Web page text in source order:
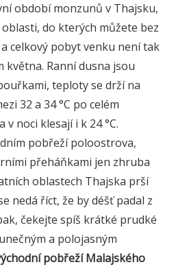
období monzunů v Thajsku,
do kterých můžete bez
celkový pobyt venku není tak
května. Ranní dusna jsou
teploty se drží na
32 a 34 °C po celém
noci klesají i k 24 °C.
pobřeží poloostrova,
přeháňkami jen zhruba
oblastech Thajska prší
nedá říct, že by déšť padal z
čekejte spíš krátké prudké
a polojasným
pobřeží Malajského